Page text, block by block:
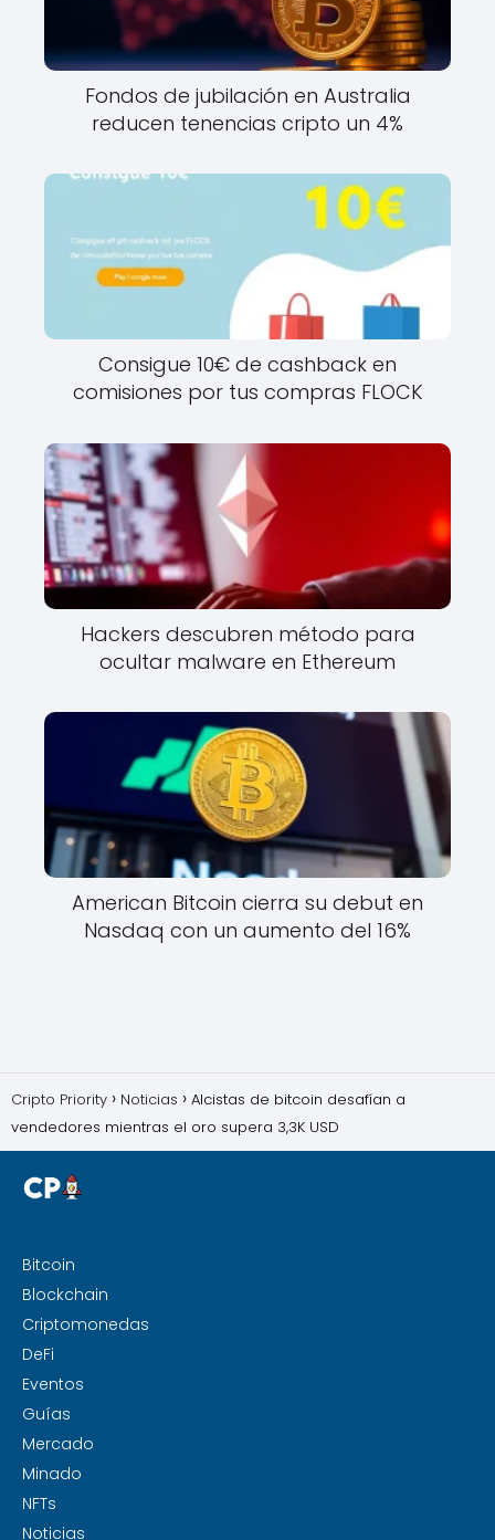
Fondos de jubilación en Australia
reducen tenencias cripto un 4%
Consigue 10€ de cashback en
comisiones por tus compras FLOCK
Hackers descubren método para
ocultar malware en Ethereum
American Bitcoin cierra su debut en
Nasdaq con un aumento del 16%
Cripto Priority Noticias
Alcistas de bitcoin desafían a
vendedores mientras el oro supera 3,3K USD
Bitcoin
Blockchain
Criptomonedas
DeFi
Eventos
Guías
Mercado
Minado
NFTs
Noticias